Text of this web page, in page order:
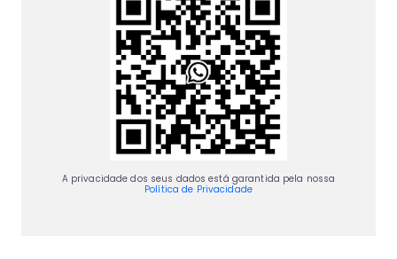
A privacidade dos seus dados está garantida pela nossa
Política de Privacidade